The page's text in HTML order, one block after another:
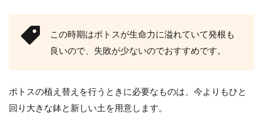
観葉植物の土に虫わかないようにす
る方法！土の選び方と対処法
ります。家の中に虫がいると、快適な生活が
できませんよね。 ...
この時期はポトスが生命力に溢れていて発根も
良いので、失敗が少ないのでおすすめです。
ポトスの植え替えを行うときに必要なものは、今よりもひと
回り大きな鉢と新しい土を用意します。